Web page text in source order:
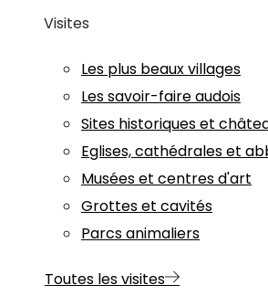
Visites
Les plus beaux villages
Les savoir-faire audois
Sites historiques et
Eglises, cathédrales et
Musées et centres d'art
Grottes et cavités
Parcs animaliers
Toutes les visites